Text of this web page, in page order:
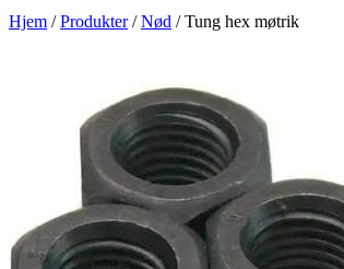
Hjem /Produkter/Nød /Tung hex møtrik